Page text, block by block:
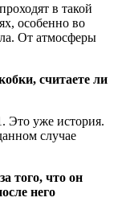
в такой
особенно во
От атмосферы
считаете ли
Это уже история.
случае
того, что он
него